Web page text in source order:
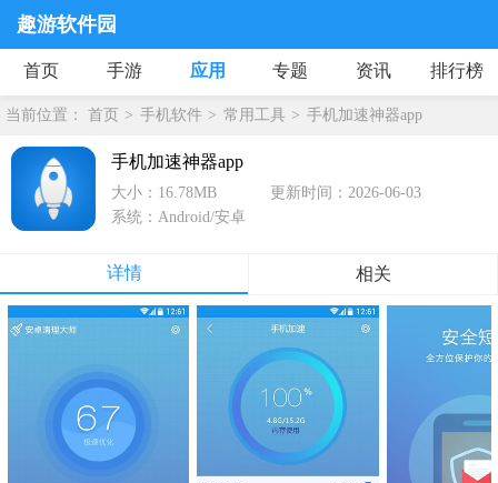
趣游软件园
首页 手游 应用 专题 资讯 排行榜
当前位置： 首页 手机软件 常用工具 手机加速神器app
手机加速神器app
大小：16.78MB
更新时间：2026-06-03
系统：Android/安卓
详情 相关